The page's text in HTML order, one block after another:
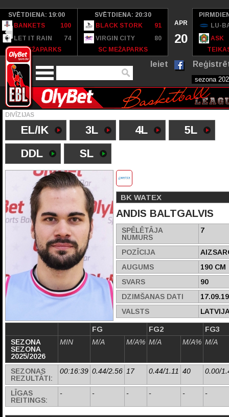
SVĒTDIENA: 19:00
BANKETS
100
LET IT RAIN
74
SC MEŽAPARKS
SVĒTDIENA: 20:30
BLACK STORK
91
VIRGIN CITY
80
SC MEŽAPARKS
APR
20
LU-
ASK
Ieiet
DIVĪZIJAS
EL/IK 3L 4L
5L
DDL
SL
BK WATEX
ANDIS BALTGALVIS
SPĒLĒTĀJA
NUMURS
7
POZĪCIJA
AUGUMS
190 CM
SVARS
90
DZIMŠANAS DATI
VALSTS
FG FG2
FG3
SEZONA
SEZONA
2025/2026
MIN M/A M/A% M/A M/A% M/A
SEZONAS
REZULTĀTI:
00:16:39 0.44/2.56 17 0.44/1.11 40 0.00/
LĪGAS
REITINGS:
- - - - - -